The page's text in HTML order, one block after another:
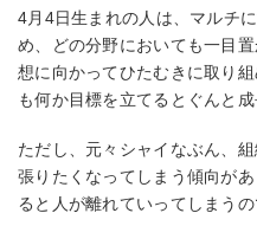
4月4日生まれの人は、マルチ
め、どの分野においても一目
想に向かってひたむきに取り
も何か目標を立てるとぐんと成
ただし、元々シャイなぶん、
張りたくなってしまう傾向が
ると人が離れていってしまう